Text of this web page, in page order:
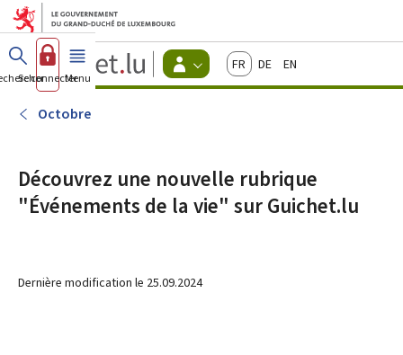
Aller au menu principal
Aller au contenu
Guichet.lu
Changer
d'espace
FrançaisDeutschEnglish
Se connecterMenu principal
Octobre
Découvrez une nouvelle rubrique
"Événements de la vie" sur Guichet.lu
Dernière modification le 25.09.2024